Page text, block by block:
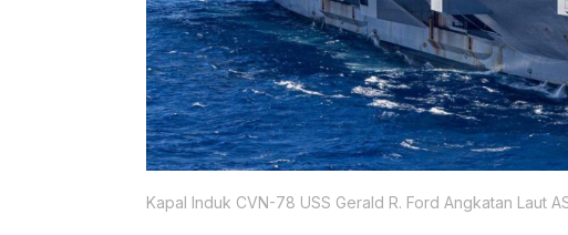
Kapal Induk CVN-78 USS Gerald R. Ford Angkatan Laut